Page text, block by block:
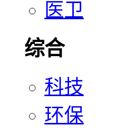
医卫
综合
科技
环保